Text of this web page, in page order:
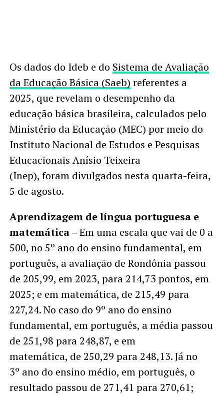
Os dados do Ideb e do Sistema de Avaliação
da Educação Básica (Saeb) referentes a
2025, que revelam o desempenho da
educação básica brasileira, calculados pelo
Ministério da Educação (MEC) por meio do
Instituto Nacional de Estudos e Pesquisas
Educacionais Anísio Teixeira
(Inep), foram divulgados nesta quarta-feira,
5 de agosto.
Aprendizagem de língua portuguesa e
matemática –Em uma escala que vai de 0 a
500, no 5º ano do ensino fundamental, em
português, a avaliação de Rondônia passou
de 205,99, em 2023, para 214,73 pontos, em
2025; e em matemática, de 215,49 para
227,24. No caso do 9º ano do ensino
fundamental, em português, a média passou
de 251,98 para 248,87, e em
matemática, de 250,29 para 248,13. Já no
3º ano do ensino médio, em português, o
resultado passou de 271,41 para 270,61;